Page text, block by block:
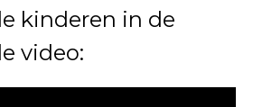
kinderen in de
video: